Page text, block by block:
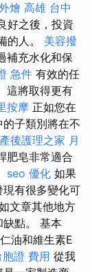
燴 高雄 台中
好之後，投資
的人。 美容撥
補充水化和保
急件 有效的任
這將取得更有
按摩 正如您在
子類別將在不
產後護理之家 月
肥皂非常適合
seo 優化 如果
有很多變化可
文章其他地方
缺點。 基本
油和維生素E
胞證 費用 從我